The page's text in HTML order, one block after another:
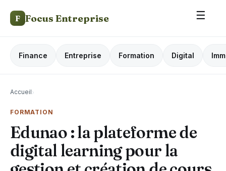
F Focus Entreprise ☰
Finance Entreprise Formation Digital
Accueil›
FORMATION
Edunao : la plateforme de
digital learning pour la